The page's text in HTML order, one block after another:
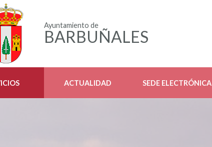
Ayuntamiento de
BARBUÑALES
ACTUALIDAD SEDE ELECTRÓNICA